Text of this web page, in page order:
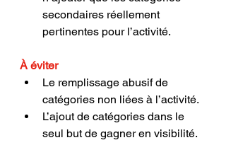
secondaires réellement
pertinentes pour l’activité.
À éviter
Le remplissage abusif de
catégories non liées à l’activité.
L’ajout de catégories dans le
seul but de gagner en visibilité.